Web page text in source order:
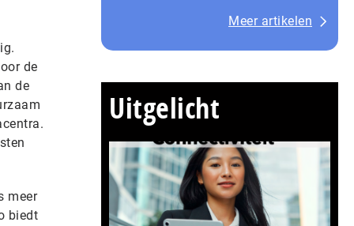
de
de
meer
biedt
Meer artikelen
Uitgelicht